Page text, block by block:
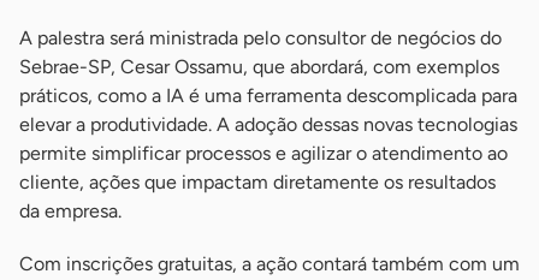
A palestra será ministrada pelo consultor de negócios do
Sebrae-SP, Cesar Ossamu, que abordará, com exemplos
práticos, como a IA é uma ferramenta descomplicada para
elevar a produtividade. A adoção dessas novas tecnologias
permite simplificar processos e agilizar o atendimento ao
cliente, ações que impactam diretamente os resultados
da empresa.
Com inscrições gratuitas, a ação contará também com um